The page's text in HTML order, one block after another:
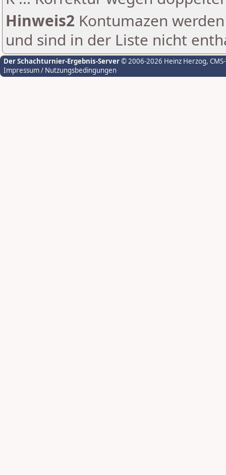
Hinweis2 Kontumazen
und sind in der Liste nicht
Der Schachturnier-Ergebnis-Server© 2006-2026 Heinz Herzog,
Impressum / Nutzungsbedingungen